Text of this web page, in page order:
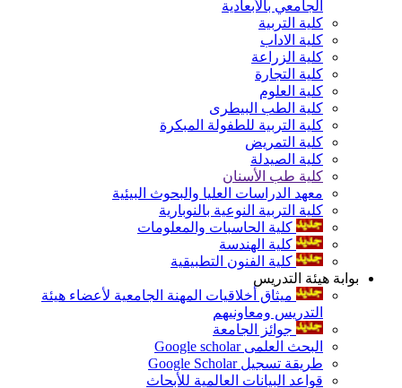
الجامعي بالأبعادية
كلية التربية
كلية الاداب
كلية الزراعة
كلية التجارة
كلية العلوم
كلية الطب البيطرى
كلية التربية للطفولة المبكرة
كلية التمريض
كلية الصيدلة
كلية طب الأسنان
معهد الدراسات العليا والبحوث البيئية
كلية التربية النوعية بالنوبارية
كلية الحاسبات والمعلومات
كلية الهندسة
كلية الفنون التطبيقية
بوابة هيئة التدريس
ميثاق أخلاقيات المهنة الجامعية لأعضاء هيئة
التدريس ومعاونيهم
جوائز الجامعة
البحث العلمى Google scholar
طريقة تسجيل Google Scholar
قواعد البيانات العالمية للأبحاث